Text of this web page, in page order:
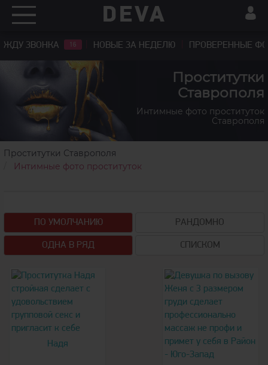
ЖДУ ЗВОНКА 16 НОВЫЕ ЗА НЕДЕЛЮ ПРОВЕРЕННЫЕ
Проститутки
Ставрополя
Интимные фото проституток
Ставрополя
Проститутки Ставрополя
Интимные фото проституток
ПО УМОЛЧАНИЮ РАНДОМНО
ОДНА В РЯД СПИСКОМ
Надя